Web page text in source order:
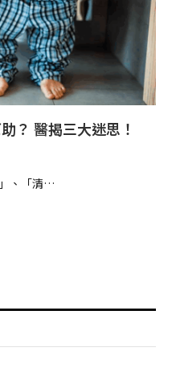
？ 醫揭三大迷思！
、「清…